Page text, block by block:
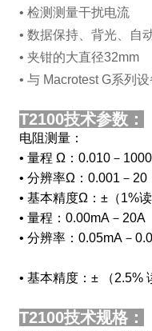
• 检测测量干扰电流
• 数据保持、背光、自
• 夹钳的大直径32mm
• 与 Macrotest G系列
T2100技术参数：
电阻测量：
• 量程 Ω：0.010－1000
• 分辨率Ω：0.001－20
• 基本精度Ω：±（1%
• 量程：0.00mA－20A
• 分辨率：0.05mA－
• 基本精度：± （2.5%
T2100技术规格：